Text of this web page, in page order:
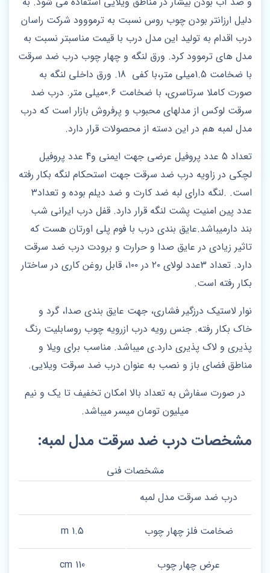
دلیل ارزانتر بودن چوب روس نسبت به ترمووود شرکت راسان
درب اقدام به تولید این مدل درب با قیمت مناسبتر نسبت به
مدل های ترموود کرد. ورق لنگه و چهار چوب درب ضد سرقت
با ضخامت 1.5میلی متر،با کفی 18. ورق داخلی لنگه به
صورت کاملا سرتاسری، با ضخامت ۰.۶میلی متر. درب ضد
سرقت لوکس از مدلهای محبوب و پرفروش بازار است که درب
مدل لمبه هم در این دسته از محصولات قرار دارد.
تعداد 5 عدد پروفیل عرضی جهت ایمنی و4 عدد پروفیل
لچکی در زاویه درب ضد سرقت جهت استحکام لنگه بکار رفته
است. .لنگه دارای لبه ضد کارت و ضد دیلم بوده و تعداد۳
عدد پین امنیت پشت لنگه قرار دارد‌. قفل درب ایرانی شب
بند دارمیباشد.عایق بندی درب با فوم پلی اورتان هست که
تاثیر زیادی در عایق صدا و حرارت و برودت درب ضد سرقت
دارد. تعداد 3عدد لولای ۲۰ در ۱۰۰، قابل روغن کاری در ساختار
بکار رفته است.
نوار لاستیک درزگیر فشاری، جهت عایق بندی صدا، گرد و
خاک بکار رفته. جنس رویه درب ازرویه چوب روسابلیت رنگ
پذیری و لاک پذیری دارد.ی میباشد. مناسب برای ویلا و
مناطق فضای باز و نصب به عنوان درب ضد سرقت ویلایی.
در صورت سفارش به تعداد بالا امکان تخفیف تا یک و نیم
میلیون تومان میسر میباشد.
مشخصات درب ضد سرقت مدل لمبه:
مشخصات فنی
درب ضد سرقت مدل لمبه
ضخامت فلز چهار چوب 1.5 m
عرض چهار چوب 110 cm